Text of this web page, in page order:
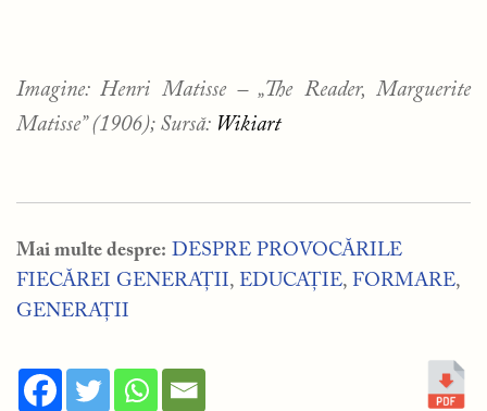
Imagine: Henri Matisse – „The Reader, Marguerite
Matisse” (1906); Sursă: Wikiart
Mai multe despre: DESPRE PROVOCĂRILE
FIECĂREI GENERAȚII, EDUCAȚIE, FORMARE,
GENERAȚII